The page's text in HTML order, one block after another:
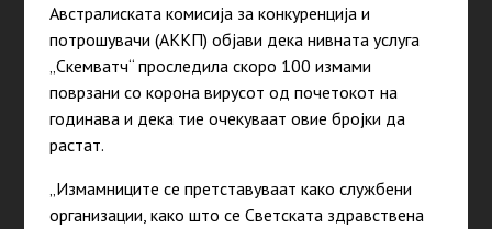
Австралиската комисија за конкуренција и
потрошувачи (АККП) објави дека нивната услуга
„Скемватч“ проследила скоро 100 измами
поврзани со корона вирусот од почетокот на
годинава и дека тие очекуваат овие бројки да
растат.
„Измамниците се претставуваат како службени
организации, како што се Светската здравствена